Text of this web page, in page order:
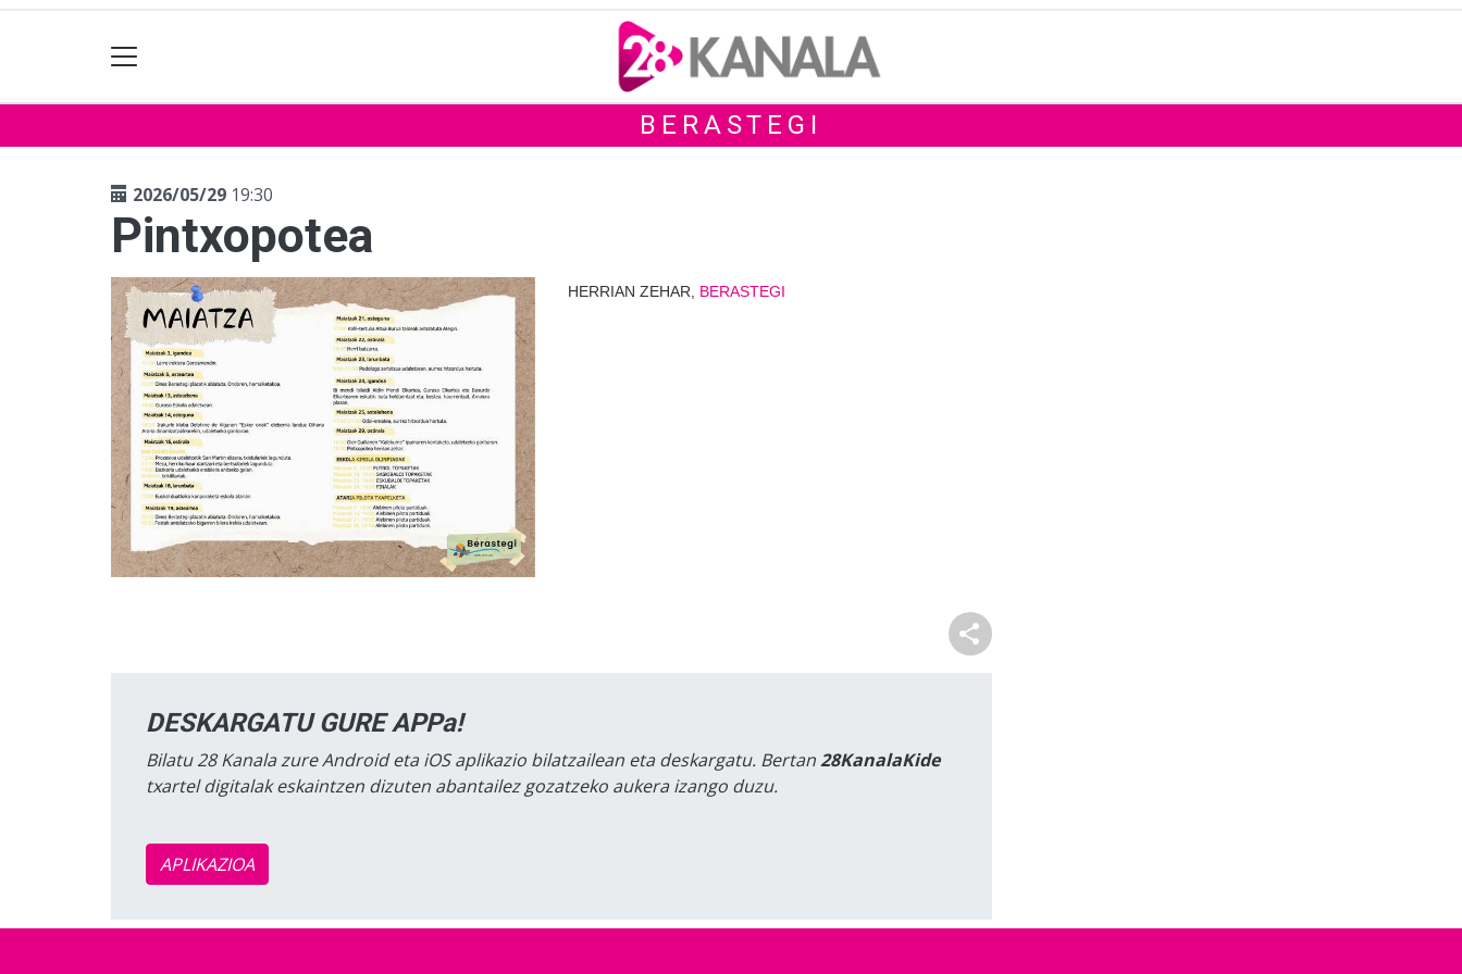
BERASTEGI
2026/05/29 19:30
Pintxopotea
HERRIAN ZEHAR, BERASTEGI
DESKARGATU GURE APPa!
Bilatu 28 Kanala zure Android eta iOS aplikazio bilatzailean eta deskargatu. Bertan28KanalaKide
txartel digitalak eskaintzen dizuten abantailez gozatzeko aukera izango duzu.
APLIKAZIOA